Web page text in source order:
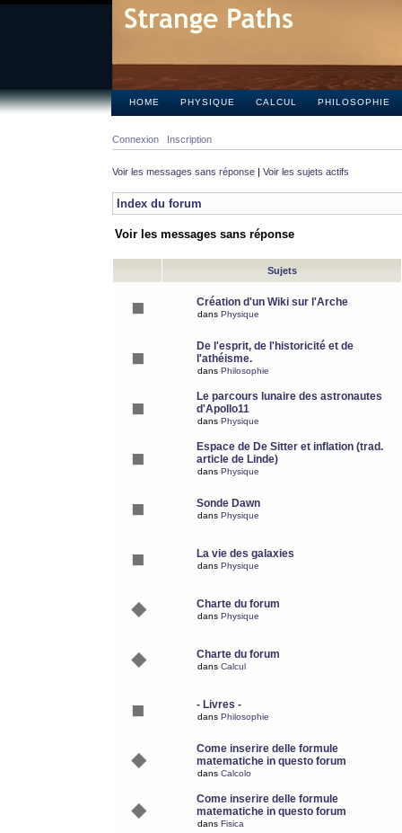
HOME PHYSIQUE CALCUL PHILOSOPHIE
Connexion Inscription
Voir les messages sans réponse | Voir les sujets actifs
Index du forum
Voir les messages sans réponse
Sujets
Création d'un Wiki sur l'Arche
dans Physique
De l'esprit, de l'historicité et de
l'athéisme.
dans Philosophie
Le parcours lunaire des astronautes
d'Apollo11
dans Physique
Espace de De Sitter et inflation (trad.
article de Linde)
dans Physique
Sonde Dawn
dans Physique
La vie des galaxies
dans Physique
Charte du forum
dans Physique
Charte du forum
dans Calcul
- Livres -
dans Philosophie
Come inserire delle formule
matematiche in questo forum
dans Calcolo
Come inserire delle formule
matematiche in questo forum
dans Fisica